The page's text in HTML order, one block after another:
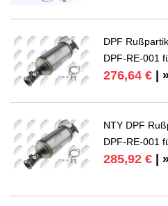
DPF
DPF-RE-001
276,64 € |
NTY DPF
DPF-RE-001
285,92 € |